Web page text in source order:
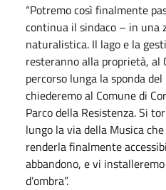
“Potremo così finalmente
continua il sindaco – in una
naturalistica. Il lago e la
resteranno alla proprietà, al
percorso lunga la sponda
chiederemo al Comune di
Parco della Resistenza. Si
lungo la via della Musica
renderla finalmente
abbandono, e vi
d’ombra”.